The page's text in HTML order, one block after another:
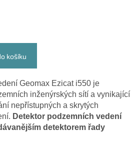
košíku
Geomax Ezicat i550 je
inženýrských sítí a vynikající
nepřístupných a skrytých
Detektor podzemních vedení
detektorem řady